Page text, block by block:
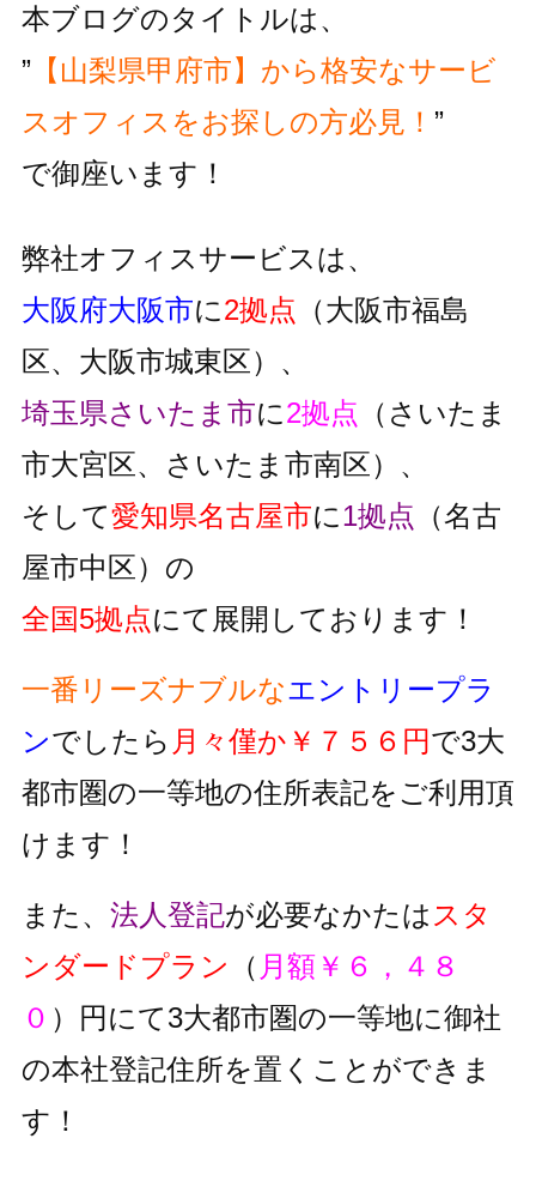
本ブログのタイトルは、
”【山梨県甲府市】から格安なサービ
スオフィスをお探しの方必見！ ”
で御座います！
弊社オフィスサービスは、
大阪府大阪市に2拠点 （大阪市福島
区、大阪市城東区）、
埼玉県さいたま市に2拠点 （さいたま
市大宮区、さいたま市南区）、
そして愛知県名古屋市に1拠点 （名古
屋市中区）の
全国5拠点にて展開しております！
一番リーズナブルなエントリープラ
ンでしたら 月々僅か￥７５６円で3大
都市圏の一等地の住所表記をご利用頂
けます！
また、 法人登記が必要なかたは スタ
ンダードプラン
（ 月額￥６，４８
０ ）円にて3大都市圏の一等地に御社
の本社登記住所を置くことができま
す！